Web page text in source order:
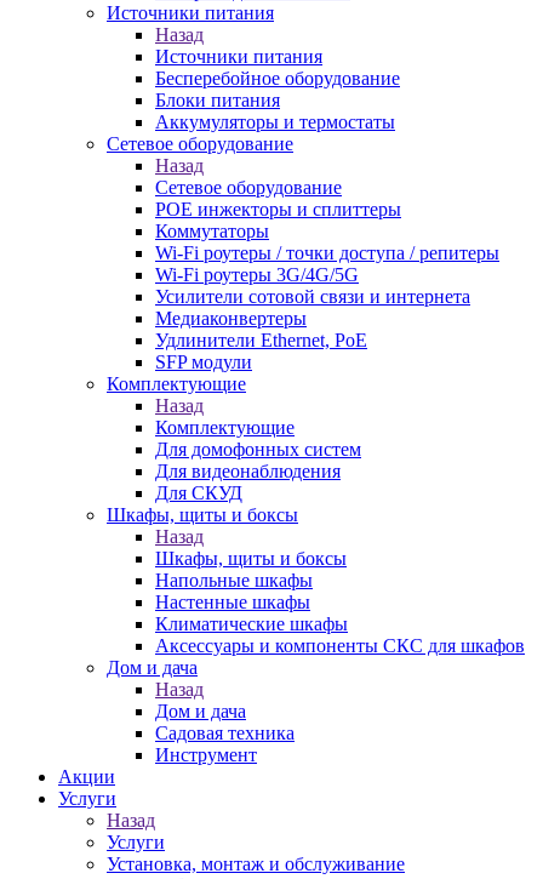
Источники питания
Назад
Источники питания
Бесперебойное оборудование
Блоки питания
Аккумуляторы и термостаты
Сетевое оборудование
Назад
Сетевое оборудование
POE инжекторы и сплиттеры
Коммутаторы
Wi-Fi роутеры / точки доступа / репитеры
Wi-Fi роутеры 3G/4G/5G
Усилители сотовой связи и интернета
Медиаконвертеры
Удлинители Ethernet, PoE
SFP модули
Комплектующие
Назад
Комплектующие
Для домофонных систем
Для видеонаблюдения
Для СКУД
Шкафы, щиты и боксы
Назад
Шкафы, щиты и боксы
Напольные шкафы
Настенные шкафы
Климатические шкафы
Аксессуары и компоненты СКС для шкафов
Дом и дача
Назад
Дом и дача
Садовая техника
Инструмент
Акции
Услуги
Назад
Услуги
Установка, монтаж и обслуживание